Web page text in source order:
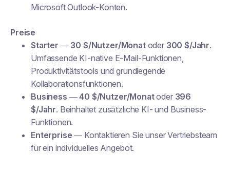
Microsoft Outlook-Konten.
Preise
Starter — 30 $/Nutzer/Monatoder 300 $/Jahr.
Umfassende KI-native E-Mail-Funktionen,
Produktivitätstools und grundlegende
Kollaborationsfunktionen.
Business —40 $/Nutzer/Monatoder 396
$/Jahr. Beinhaltet zusätzliche KI- und Business-
Funktionen.
Enterprise — Kontaktieren Sie unser Vertriebsteam
für ein individuelles Angebot.